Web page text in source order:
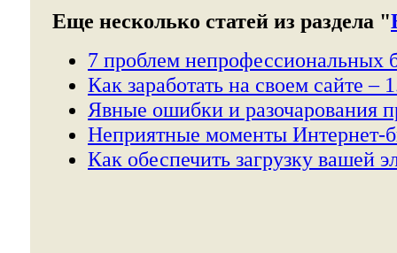
Еще несколько статей из раздела "
7 проблем непрофессиональных
Как заработать на своем сайте –
Явные ошибки и разочарования
Неприятные моменты Интернет-
Как обеспечить загрузку вашей